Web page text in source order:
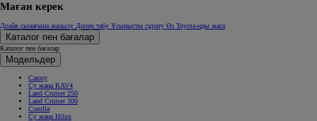
Маған керек
Драйв сынағына жазылу Дилер табу Ұсынысты сұрату Өз Toyota-ңды жаса
Каталог пен бағалар
Каталог пен бағалар
Модельдер
Camry
Су жаңа RAV4
Land Cruiser 250
Land Cruiser 300
Corolla
Су жаңа Hilux